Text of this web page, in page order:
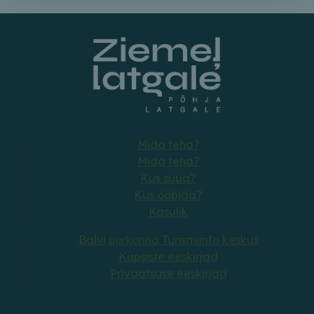
Mida teha?
Mida teha?
Kus ööbida?
Kasulik
Balvi piirkonna Turismiinfo keskus
Küpsiste eeskirjad
Privaatsuse eeskirjad